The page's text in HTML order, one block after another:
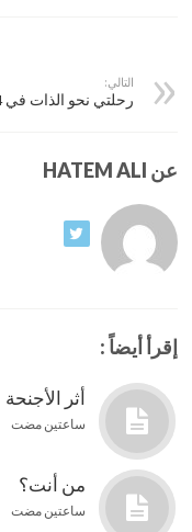
التالي:
رحلتي نحو الذات في 2024
عن HATEM ALI
إقرأ أيضاً :
أثر الأجنحة
ساعتين مضت
من أنت؟
ساعتين مضت